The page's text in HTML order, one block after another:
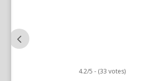
4.2/5 - (33 votes)